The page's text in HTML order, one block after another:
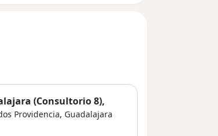
(Consultorio 8),
Providencia, Guadalajara